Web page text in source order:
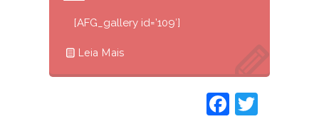
[AFG_gallery id=’109′]
Leia Mais